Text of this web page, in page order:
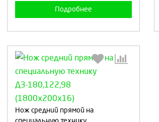
Подробнее
Нож средний прямой на
Выберите количество: